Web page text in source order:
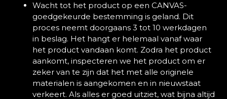
Wacht tot het product op een CANVAS-
goedgekeurde bestemming is geland. Dit
proces neemt doorgaans 3 tot 10 werkdagen
in beslag. Het hangt er helemaal vanaf waar
het product vandaan komt. Zodra het product
aankomt, inspecteren we het product om er
zeker van te zijn dat het met alle originele
materialen is aangekomen en in nieuwstaat
verkeert. Als alles er goed uitziet, wat bijna altijd